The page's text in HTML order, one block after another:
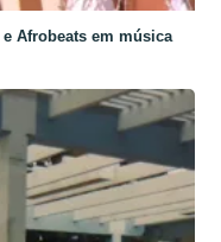
Afrobeats em música